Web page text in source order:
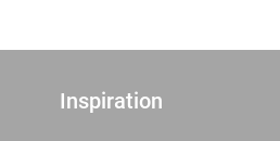
Inspiration